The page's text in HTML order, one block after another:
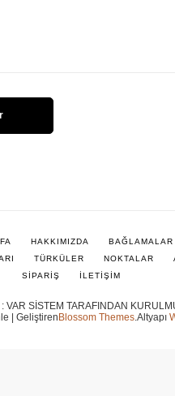
VAR SİSTEM TARAFINDAN
| Geliştiren Blossom Themes .Altyapı
HAKKIMIZDA
BAĞLAMALAR
TÜRKÜLER NOKTALAR
SİPARİŞ
İLETİŞİM